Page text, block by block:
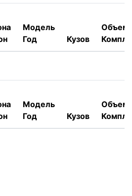
Модель
Год
Кузов
Объем,
Модель
Год
Кузов
Объем,